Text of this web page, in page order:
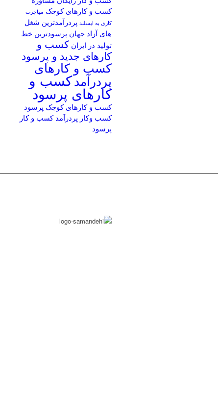
کسب و کارهای کوچک مهاجرت
کاری به ایسلند پردرآمدترین شغل
های آزاد جهان پرسودترین خط
تولید در ایران کسب و
کارهای جدید و پرسود
کسب و کارهای
پردرآمدکسب و
کارهای پرسود
کسب و کارهای کوچک پرسود
کسب وکار پردرآمد کسب و کار
پرسود